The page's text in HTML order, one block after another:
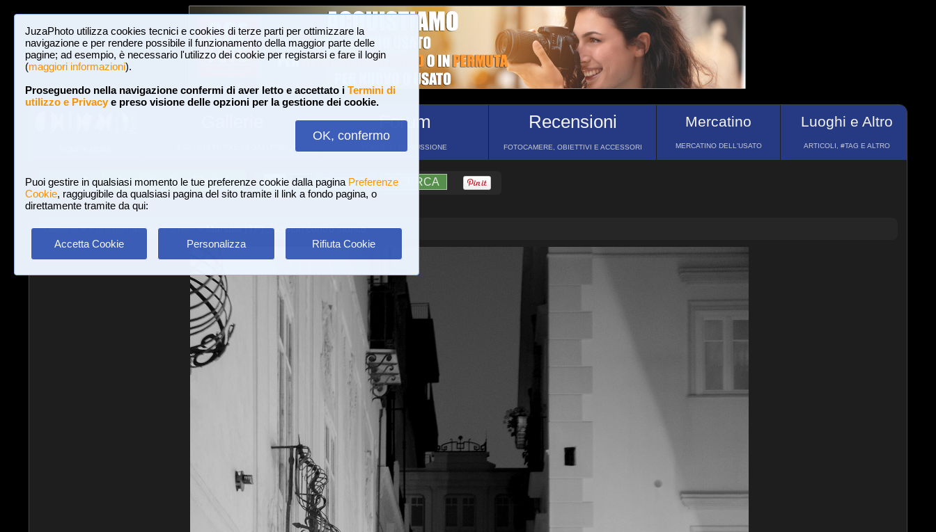
JuzaPhoto utilizza cookies tecnici e cookies di terze parti per ottimizzare la
navigazione e per rendere possibile il funzionamento della maggior parte delle
pagine; ad esempio, è necessario l'utilizzo dei cookie per registarsi e fare il login
(maggiori informazioni).
Proseguendo nella navigazione confermi di aver letto e accettato i Termini di
utilizzo e Privacye preso visione delle opzioni per la gestione dei cookie.
OK, confermo
Puoi gestire in qualsiasi momento le tue preferenze cookie dalla pagina Preferenze
Cookie, raggiugibile da qualsiasi pagina del sito tramite il link a fondo pagina, o
direttamente tramite da qui:
Accetta Cookie Personalizza Rifiuta Cookie
Forum
FORUM DI DISCUSSIONE
Recensioni
FOTOCAMERE, OBIETTIVI E ACCESSORI
Mercatino
MERCATINO DELL'USATO
Luoghi e Altro
ARTICOLI, #TAG E ALTRO
Login Iscriviti a JuzaPhoto! A A ?AIUTO RICERCA
Gallerie»Fotogiornalismo / Street» Marsala (TP),,,scorcio centro storico